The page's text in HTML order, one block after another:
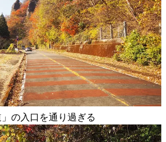
の入口を通り過ぎる